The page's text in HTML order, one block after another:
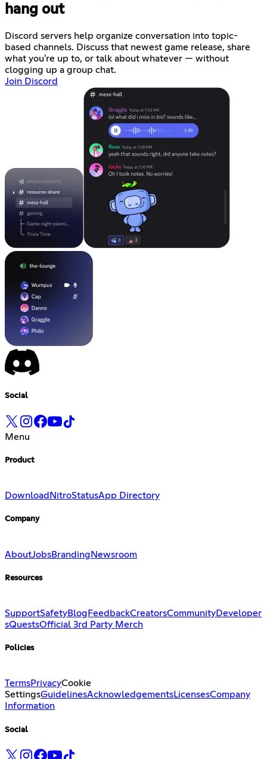
hang out
Discord servers help organize conversation into topic-
based channels. Discuss that newest game release, share
what you're up to, or talk about whatever — without
clogging up a group chat.
Join Discord
Social
Menu
Product
Download NitroStatusApp Directory
Company
AboutJobsBranding Newsroom
Resources
SupportSafetyBlog FeedbackCreatorsCommunityDeveloper
sQuestsOfficial 3rd Party Merch
Policies
TermsPrivacyCookie
SettingsGuidelinesAcknowledgementsLicensesCompany
Information
Social